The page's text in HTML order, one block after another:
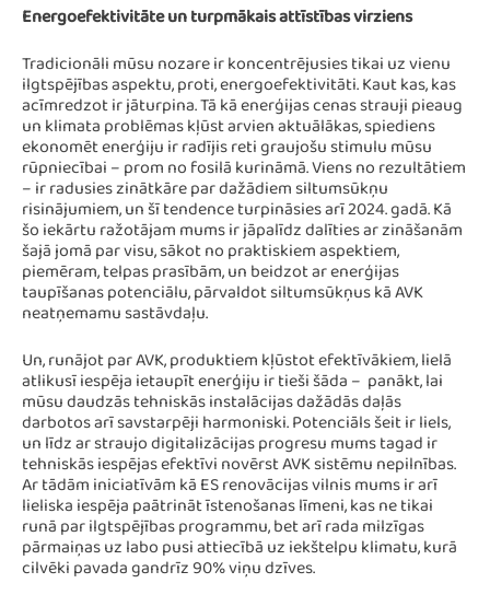
Energoefektivitāte un turpmākais attīstības virziens
Tradicionāli mūsu nozare ir koncentrējusies tikai uz vienu
ilgtspējības aspektu, proti, energoefektivitāti. Kaut kas, kas
acīmredzot ir jāturpina. Tā kā enerģijas cenas strauji pieaug
un klimata problēmas kļūst arvien aktuālākas, spiediens
ekonomēt enerģiju ir radījis reti graujošu stimulu mūsu
rūpniecībai – prom no fosilā kurināmā. Viens no rezultātiem
– ir radusies zinātkāre par dažādiem siltumsūkņu
risinājumiem, un šī tendence turpināsies arī 2024. gadā. Kā
šo iekārtu ražotājam mums ir jāpalīdz dalīties ar zināšanām
šajā jomā par visu, sākot no praktiskiem aspektiem,
piemēram, telpas prasībām, un beidzot ar enerģijas
taupīšanas potenciālu, pārvaldot siltumsūkņus kā AVK
neatņemamu sastāvdaļu.
Un, runājot par AVK, produktiem kļūstot efektīvākiem, lielā
atlikusī iespēja ietaupīt enerģiju ir tieši šāda – panākt, lai
mūsu daudzās tehniskās instalācijas dažādās daļās
darbotos arī savstarpēji harmoniski. Potenciāls šeit ir liels,
un līdz ar straujo digitalizācijas progresu mums tagad ir
tehniskās iespējas efektīvi novērst AVK sistēmu nepilnības.
Ar tādām iniciatīvām kā ES renovācijas vilnis mums ir arī
lieliska iespēja paātrināt īstenošanas līmeni, kas ne tikai
runā par ilgtspējības programmu, bet arī rada milzīgas
pārmaiņas uz labo pusi attiecībā uz iekštelpu klimatu, kurā
cilvēki pavada gandrīz 90% viņu dzīves.